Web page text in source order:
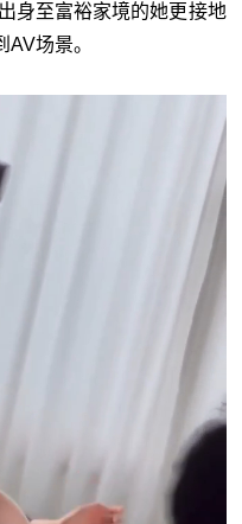
身至富裕家境的她更接地
场景。